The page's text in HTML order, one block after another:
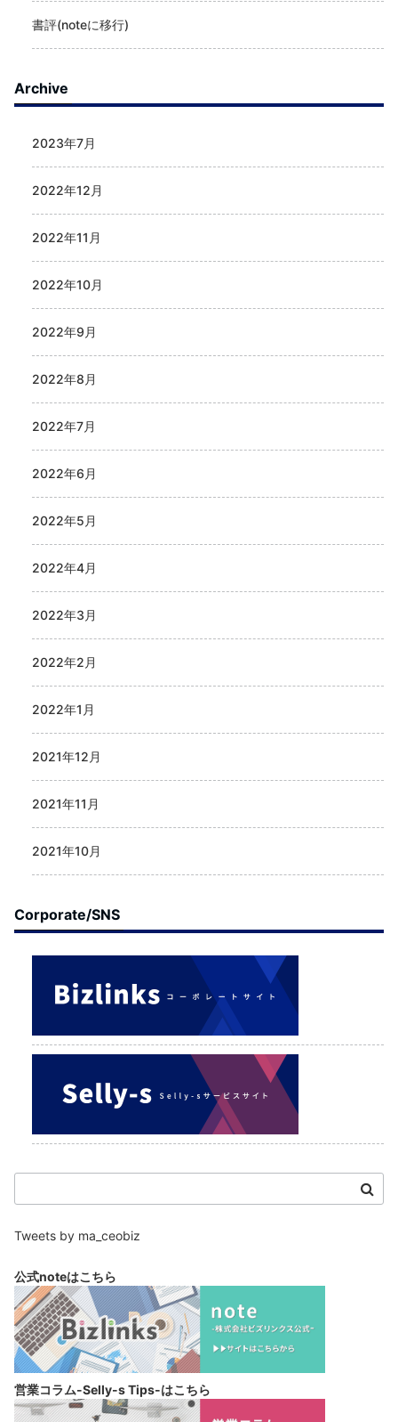
書評(noteに移行)
Archive
2023年7月
2022年12月
2022年11月
2022年10月
2022年9月
2022年8月
2022年7月
2022年6月
2022年5月
2022年4月
2022年3月
2022年2月
2022年1月
2021年12月
2021年11月
2021年10月
Corporate/SNS
Tweets by ma_ceobiz
公式noteはこちら
営業コラム-Selly-s Tips-はこちら